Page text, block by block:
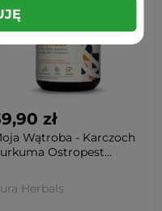
zł
Wątroba - Karczoch
Ostropest...
Herbals